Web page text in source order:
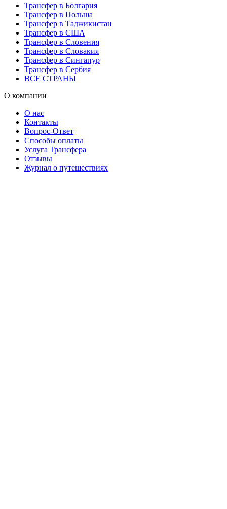
Трансфер в Болгария
Трансфер в Польша
Трансфер в Таджикистан
Трансфер в США
Трансфер в Словения
Трансфер в Словакия
Трансфер в Сингапур
Трансфер в Сербия
ВСЕ СТРАНЫ
О компании
О нас
Контакты
Вопрос-Ответ
Способы оплаты
Услуга Трансфера
Отзывы
Журнал о путешествиях